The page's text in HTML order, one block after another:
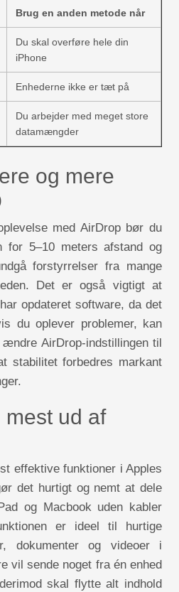
Brug en anden metode når
Du skal overføre hele din
iPhone
Enhederne ikke er tæt på
Du arbejder med meget store
datamængder
og mere
med AirDrop bør du
for 5–10 meters afstand og
forstyrrelser fra mange
Det er også vigtigt at
opdateret software, da det
du oplever problemer, kan
AirDrop-indstillingen til
stabilitet forbedres markant
ud af
effektive funktioner i Apples
det hurtigt og nemt at dele
og Macbook uden kabler
er ideel til hurtige
dokumenter og videoer i
vil sende noget fra én enhed
skal flytte alt indhold